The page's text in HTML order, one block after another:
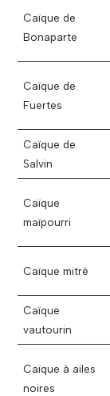
Caïque de
Bonaparte
Caïque de
Fuertes
Caïque de
Salvin
Caïque
maïpourri
Caïque mitré
Caïque
vautourin
Caïque à ailes
noires